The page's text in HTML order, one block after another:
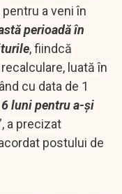
a veni în
perioadă în
, fiindcă
luată în
cu data de 1
luni pentru a-și
a precizat
postului de